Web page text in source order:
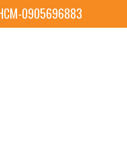
0905696883